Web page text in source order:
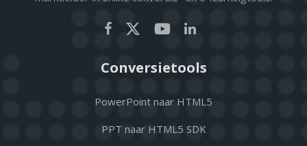
Conversietools
PowerPoint naar HTML5
PPT naar HTML5 SDK